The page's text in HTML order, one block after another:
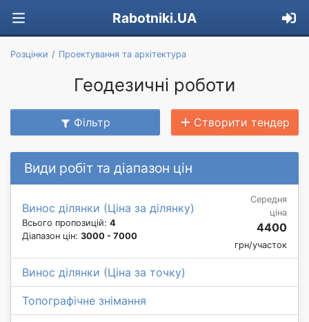
Rabotniki.UA
Розцінки Проектування та архітектура
Геодезичні роботи
Фільтр Створити тендер
Види робіт та діапазон цін
Винос ділянки (Ціна за ділянку)
Всього пропозицій: 4
Діапазон цін: 3000 - 7000
Середня
ціна
4400
грн/участок
Винос ділянки (Ціна за точку)
Топографічне знімання